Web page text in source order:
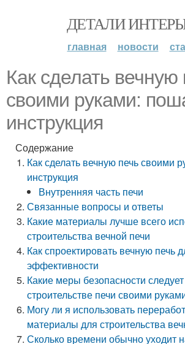
ДЕТАЛИ
главная новости
Как сделать вечную
своими руками:
инструкция
Содержание
Как сделать вечную печь своими
инструкция
Внутренняя часть печи
Связанные вопросы и ответы
Какие материалы лучше всего
строительства вечной печи
Как спроектировать вечную печь
эффективности
Какие меры безопасности
строительстве печи своими
Могу ли я использовать
материалы для строительства
Сколько времени обычно уходит